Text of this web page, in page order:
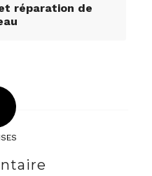
réparation de